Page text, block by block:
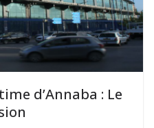
d’Annaba : Le